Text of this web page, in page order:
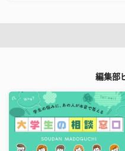
編集部